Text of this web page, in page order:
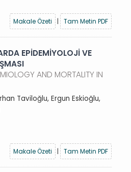
Makale Özeti
| Tam Metin PDF
EPİDEMİYOLOJİ VE
AND MORTALITY IN
Taviloğlu, Ergun Eskioğlu,
Makale Özeti
| Tam Metin PDF